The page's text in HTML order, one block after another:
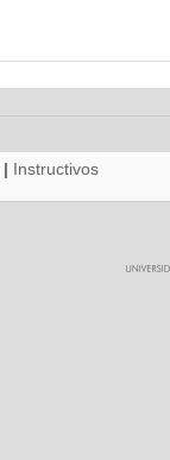
| Instructivos